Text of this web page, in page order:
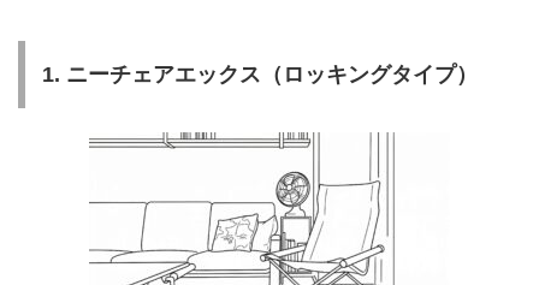
1. ニーチェアエックス（ロッキングタイプ）